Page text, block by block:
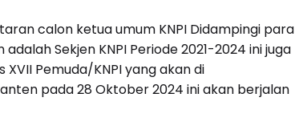
calon ketua umum KNPI Didampingi para
Sekjen KNPI Periode 2021-2024 ini juga
Pemuda/KNPI yang akan di
pada 28 Oktober 2024 ini akan berjalan